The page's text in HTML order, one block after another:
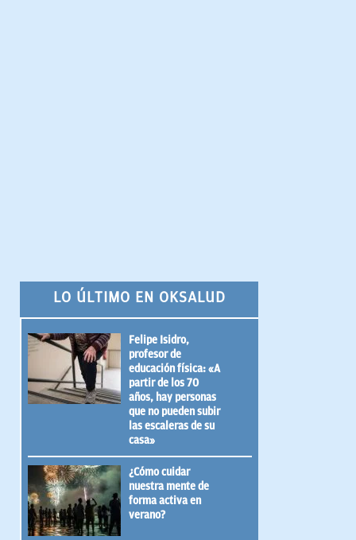
LO ÚLTIMO EN OKSALUD
Felipe Isidro,
profesor de
educación física: «A
partir de los 70
años, hay personas
que no pueden subir
las escaleras de su
casa»
¿Cómo cuidar
nuestra mente de
forma activa en
verano?